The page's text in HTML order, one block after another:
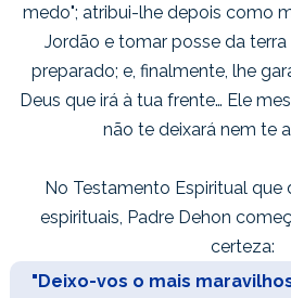
medo"; atribui-lhe depois como
Jordão e tomar posse da terra
preparado; e, finalmente, lhe
Deus que irá à tua frente… Ele
não te deixará nem te
No Testamento Espiritual que
espirituais, Padre Dehon
certeza:
"Deixo-vos o mais